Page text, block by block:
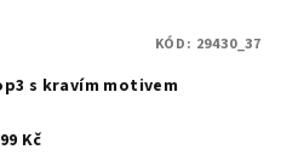
s kravím motivem
Kč
KÓD: 29430_37